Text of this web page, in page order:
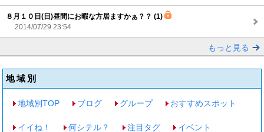
８月１０日(日)昼間にお暇な方居ますかぁ？？ (1)
2014/07/29 23:54
もっと見る
地域別
地域別TOP ブログ グループ おすすめスポット
イイね！ 何シテル？ 注目タグ イベント